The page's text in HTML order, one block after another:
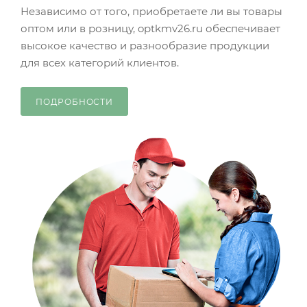
Независимо от того, приобретаете ли вы товары
оптом или в розницу, optkmv26.ru обеспечивает
высокое качество и разнообразие продукции
для всех категорий клиентов.
ПОДРОБНОСТИ